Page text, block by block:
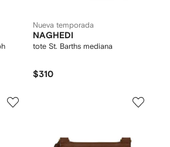
Nueva temporada
NAGHEDI
tote St. Barths mediana
$310